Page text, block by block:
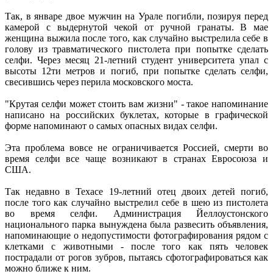
Так, в январе двое мужчин на Урале погибли, позируя перед
камерой с выдернутой чекой от ручной гранаты. В мае
женщина выжила после того, как случайно выстрелила себе в
голову из травматического пистолета при попытке сделать
селфи. Через месяц 21-летний студент университета упал с
высоты 12ти метров и погиб, при попытке сделать селфи,
свесившись через перила московского моста.
"Крутая селфи может стоить вам жизни" - такое напоминание
написано на российских буклетах, которые в графической
форме напоминают о самых опасных видах селфи.
Эта проблема вовсе не ограничивается Россией, смерти во
время селфи все чаще возникают в странах Евросоюза и
США.
Так недавно в Техасе 19-летний отец двоих детей погиб,
после того как случайно выстрелил себе в шею из пистолета
во время селфи. Администрация Йеллоустонского
национального парка вынуждена была развесить объявления,
напоминающие о недопустимости фотографирования рядом с
клетками с животными - после того как пять человек
пострадали от рогов зубров, пытаясь сфотографироваться как
можно ближе к ним.